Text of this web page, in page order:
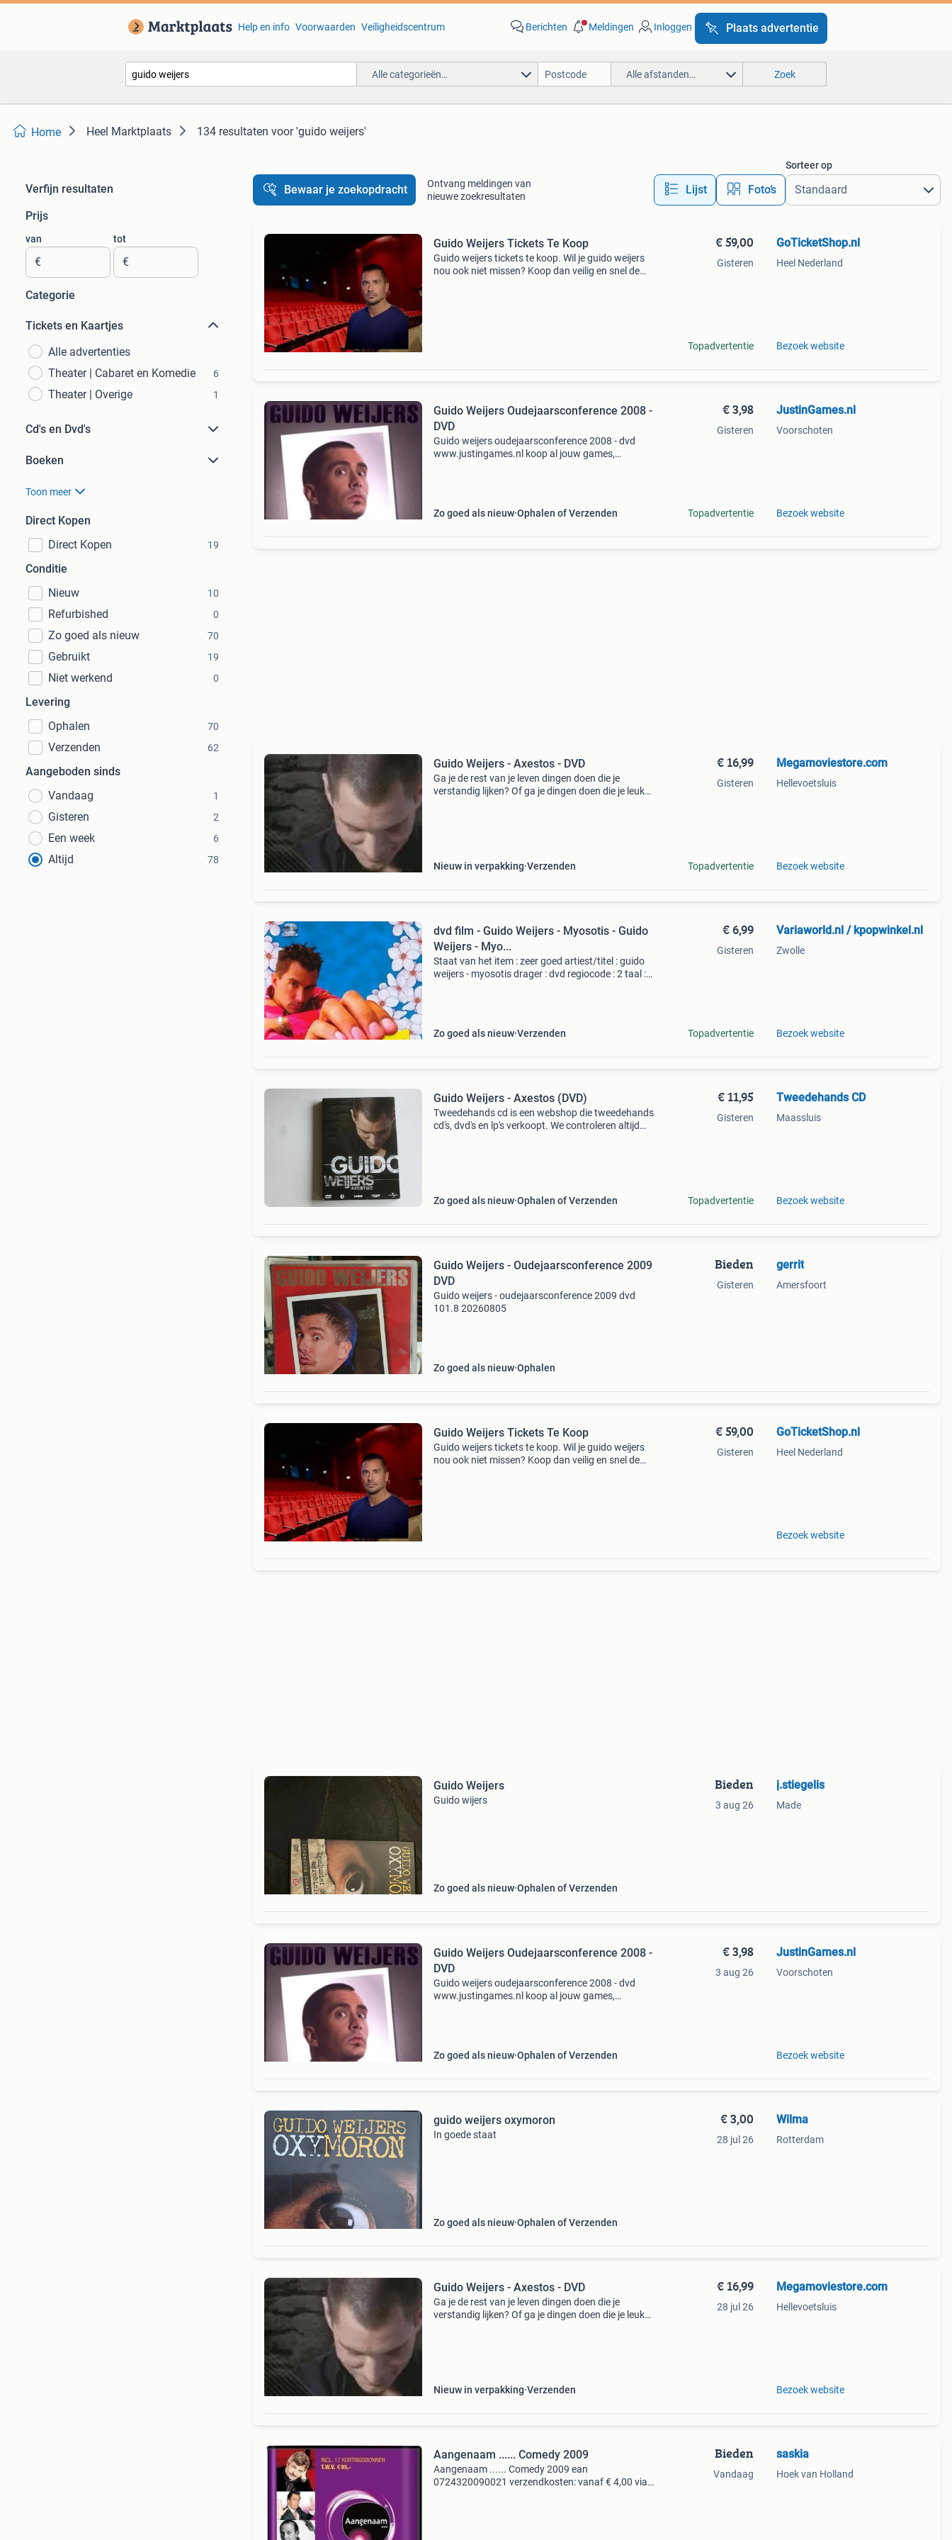
Help en info Voorwaarden Veiligheidscentrum Berichten Meldingen Inloggen Plaats advertentie
Alle categorieën… Alle afstanden… Zoek
Home Heel Marktplaats 134 resultaten voor 'guido weijers'
Verfijn resultaten
Prijs
van
€
tot
€
Categorie
Tickets en Kaartjes
Alle advertenties
Theater | Cabaret en Komedie
6
Theater | Overige 1
Cd's en Dvd's
Boeken
Toon meer
Direct Kopen
Direct Kopen
19
Conditie
Nieuw
10
Refurbished 0
Zo goed als nieuw 70
Gebruikt 19
Niet werkend 0
Levering
Ophalen
70
Verzenden 62
Aangeboden sinds
Vandaag
1
Gisteren 2
Een week 6
Altijd 78
Bewaar je zoekopdracht
Ontvang meldingen van
nieuwe zoekresultaten
Lijst Foto’s
Sorteer op
Guido Weijers Tickets Te Koop
Guido weijers tickets te koop. Wil je guido weijers
nou ook niet missen? Koop dan veilig en snel de
€ 59,00
Gisteren
Topadvertentie
GoTicketShop.nl
Heel Nederland
Bezoek website
Guido Weijers Oudejaarsconference 2008 -
DVD
Guido weijers oudejaarsconference 2008 - dvd
www.justingames.nl koop al jouw games,
Zo goed als nieuw Ophalen of Verzenden
€ 3,98
Gisteren
Topadvertentie
JustinGames.nl
Voorschoten
Bezoek website
Guido Weijers - Axestos - DVD
Ga je de rest van je leven dingen doen die je
verstandig lijken? Of ga je dingen doen die je leuk
Nieuw in verpakking Verzenden
€ 16,99
Gisteren
Topadvertentie
Megamoviestore.com
Hellevoetsluis
Bezoek website
dvd film - Guido Weijers - Myosotis - Guido
Weijers - Myo...
Staat van het item : zeer goed artiest/titel : guido
weijers - myosotis drager : dvd regiocode : 2 taal :
Zo goed als nieuw Verzenden
€ 6,99
Gisteren
Topadvertentie
Variaworld.nl / kpopwinkel.nl
Zwolle
Bezoek website
Guido Weijers - Axestos (DVD)
Tweedehands cd is een webshop die tweedehands
cd's, dvd's en lp's verkoopt. We controleren altijd
Zo goed als nieuw Ophalen of Verzenden
€ 11,95
Gisteren
Topadvertentie
Tweedehands CD
Maassluis
Bezoek website
Guido Weijers - Oudejaarsconference 2009
DVD
Guido weijers - oudejaarsconference 2009 dvd
101.8 20260805
Zo goed als nieuw Ophalen
Bieden
Gisteren
gerrit
Amersfoort
Guido Weijers Tickets Te Koop
Guido weijers tickets te koop. Wil je guido weijers
nou ook niet missen? Koop dan veilig en snel de
€ 59,00
Gisteren
GoTicketShop.nl
Heel Nederland
Bezoek website
Guido Weijers
Guido wijers
Zo goed als nieuw Ophalen of Verzenden
Bieden
3 aug 26
j.stiegelis
Made
Guido Weijers Oudejaarsconference 2008 -
DVD
Guido weijers oudejaarsconference 2008 - dvd
www.justingames.nl koop al jouw games,
Zo goed als nieuw Ophalen of Verzenden
€ 3,98
3 aug 26
JustinGames.nl
Voorschoten
Bezoek website
guido weijers oxymoron
In goede staat
Zo goed als nieuw Ophalen of Verzenden
€ 3,00
28 jul 26
Wilma
Rotterdam
Guido Weijers - Axestos - DVD
Ga je de rest van je leven dingen doen die je
verstandig lijken? Of ga je dingen doen die je leuk
Nieuw in verpakking Verzenden
€ 16,99
28 jul 26
Megamoviestore.com
Hellevoetsluis
Bezoek website
Aangenaam ...... Comedy 2009
Aangenaam ...... Comedy 2009 ean
0724320090021 verzendkosten: vanaf € 4,00 via
Bieden
Vandaag
saskia
Hoek van Holland